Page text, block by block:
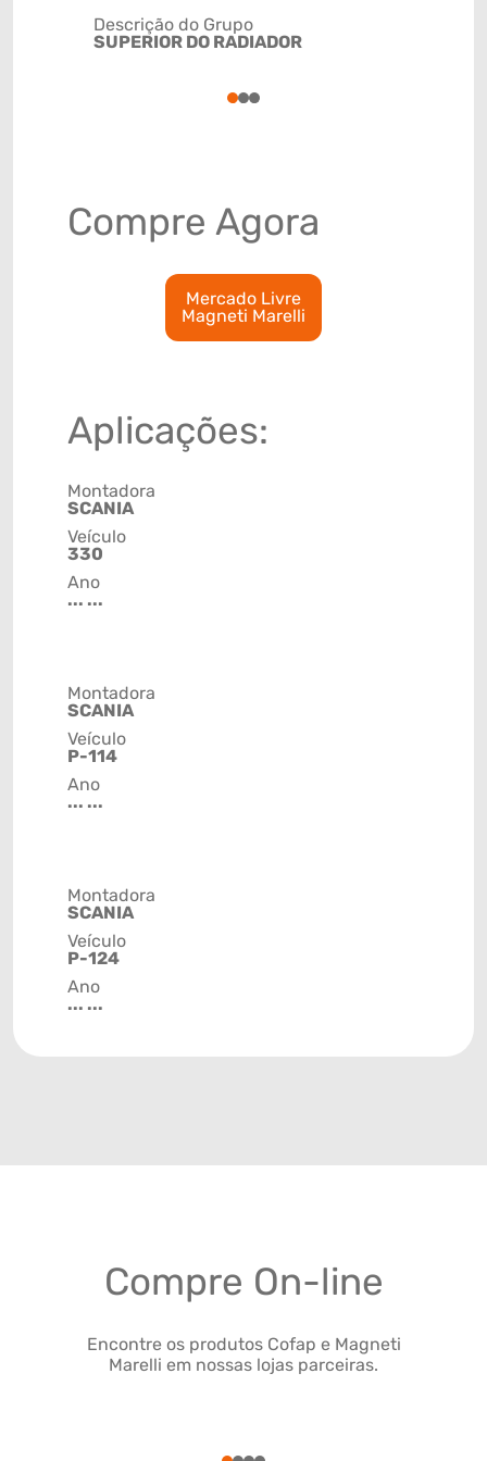
Descrição do Grupo
SUPERIOR DO RADIADOR
123
Compre Agora
Mercado Livre
Magneti Marelli
Aplicações:
Montadora
SCANIA
Veículo
330
Ano
... ...
Montadora
SCANIA
Veículo
P-114
Ano
... ...
Montadora
SCANIA
Veículo
P-124
Ano
... ...
Compre On-line
Encontre os produtos Cofap e Magneti
Marelli em nossas lojas parceiras.